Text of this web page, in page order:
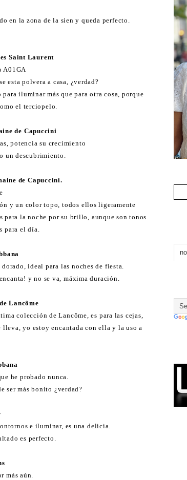
en la zona de la sien y queda perfecto.
Saint Laurent
A01GA
esta polvera a casa, ¿verdad?
iluminar más que para otra cosa, porque
el terciopelo.
de Capuccini
potencia su crecimiento
un descubrimiento.
de Capuccini.
y un color topo, todos ellos ligeramente
la noche por su brillo, aunque son tonos
para el día.
ideal para las noches de fiesta.
y no se va, máxima duración.
Lancôme
colección de Lancôme, es para las cejas,
yo estoy encantada con ella y la uso a
he probado nunca.
ser más bonito ¿verdad?
e iluminar, es una delicia.
es perfecto.
más aún.